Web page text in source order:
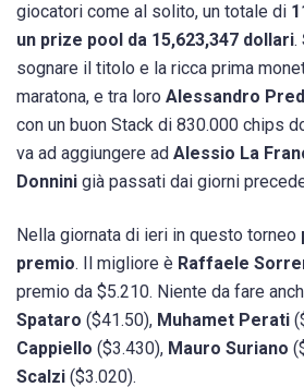
giocatori come al solito, un totale di
un prize pool da 15,623,347 dollari.
sognare il titolo e la ricca prima
maratona, e tra loro Alessandro
con un buon Stack di 830.000 chips
va ad aggiungere ad Alessio La
Donnini già passati dai giorni
Nella giornata di ieri in questo torneo
premio. Il migliore è Raffaele
premio da $5.210. Niente da fare
Spataro ($41.50), Muhamet Perati
Cappiello ($3.430), Mauro Suriano
Scalzi ($3.020).